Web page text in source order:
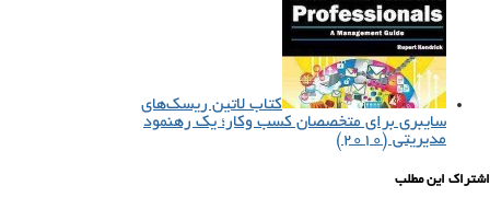
کتاب لاتین ریسک‌های
سایبری برای متخصصان کسب‌ و‌کار؛ یک رهنمود
مدیریتی (۲۰۱۰)
اشتراک این مطلب